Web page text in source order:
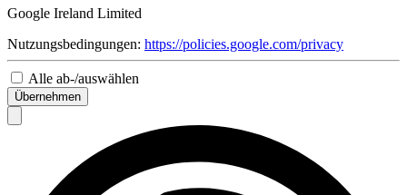
Google Ireland Limited
Nutzungsbedingungen: https://policies.google.com/privacy
Alle ab-/auswählen
Übernehmen